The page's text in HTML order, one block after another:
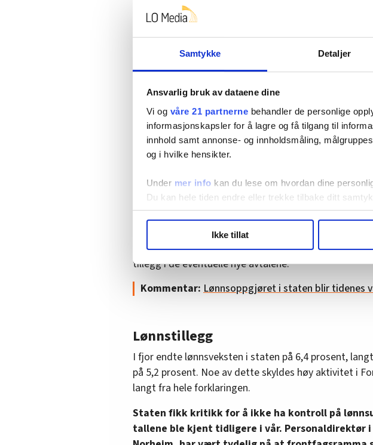
Samtykke Detaljer
Ansvarlig bruk av dataene dine
Vi og våre 21 partnerne behandler de personlige
informasjonskapsler for å lagre og få tilgang til
innhold samt annonse- og innholdsmåling,
og i hvilke hensikter.
Under mer info kan du lese om hvordan dine
Du kan hele tiden endre eller trekke tilbake ditt
hvordan våre nettsider blir brukt slik at vi tilby
annonsering. Disse er angitt i oversikten lengre ned
Ikke tillat
Pengene det kan forhandles beregnes ut ifra en
ulike hovedsammenslutningene. Det er altså summen
medlemmene.
høyere gjennomsnittslønn enn om den ville blitt
gjennomsnittet for alle fire.
Leder Kari T. Nordli i Akademikerne Stat vil
holdningen slik i et intervju med
– Det er det sugerøret vi ikke vil ha inn i vår
lavlønnstillegg som gir mer i prosent til de med
at det blir finansiert med lønnsmassen til de
Nordli.
I sitt første krav sier staten de vil ha en kombinasjon
tillegg i de eventuelle nye avtalene.
Kommentar: Lønnsoppgjøret i staten blir tidenes
Lønnstillegg
I fjor endte lønnsveksten i staten på 6,4 prosent,
på 5,2 prosent. Noe av dette skyldes høy aktivitet i
langt fra hele forklaringen.
Staten fikk kritikk for å ikke ha kontroll på
tallene ble kjent tidligere i vår. Personaldirektør